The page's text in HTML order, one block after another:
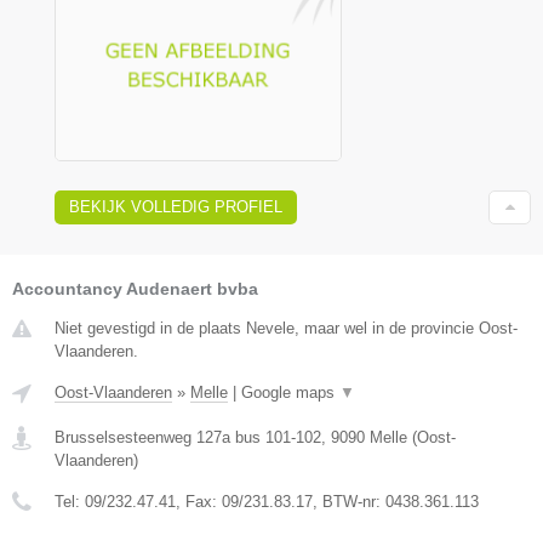
BEKIJK VOLLEDIG PROFIEL
Accountancy Audenaert bvba
Niet gevestigd in de plaats Nevele, maar wel in de provincie Oost-
Vlaanderen.
Oost-Vlaanderen » Melle Google maps ▼
Brusselsesteenweg 127a bus 101-102 9090 Melle (Oost-
Vlaanderen)
Tel: 09/232.47.41 , Fax: 09/231.83.17 , BTW-nr: 0438.361.113